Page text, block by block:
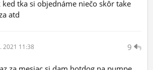
ked tka si objednáme niečo skôr take
atd
9
2021 11:38